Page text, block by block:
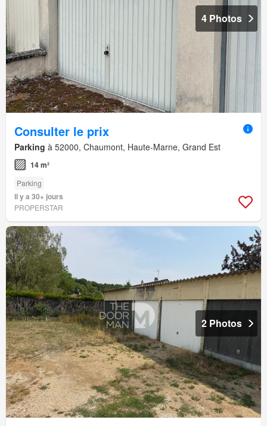
4 Photos
Consulter le prix
Parking à 52000, Chaumont, Haute-Marne, Grand Est
14 m²
Parking
Il y a 30+ jours
PROPERSTAR
2 Photos